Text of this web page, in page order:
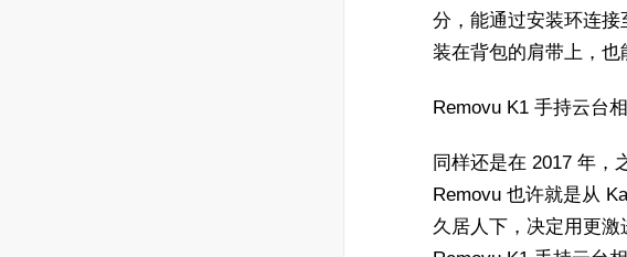
分，能通过安装环连
装在背包的肩带上，也
Removu K1 手持云台
同样还是在 2017 年，
Removu 也许就是从
久居人下，决定用更